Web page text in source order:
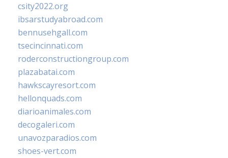
csity2022.org
ibsarstudyabroad.com
bennusehgall.com
tsecincinnati.com
roderconstructiongroup.com
plazabatai.com
hawkscayresort.com
hellonquads.com
diarioanimales.com
decogaleri.com
unavozparadios.com
shoes-vert.com